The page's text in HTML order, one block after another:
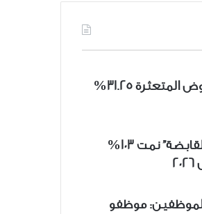
برقان: تراجع القروض المتعثرة 31.25%
إيرادات “راسيات القابضة” نمت 103%
موظفو